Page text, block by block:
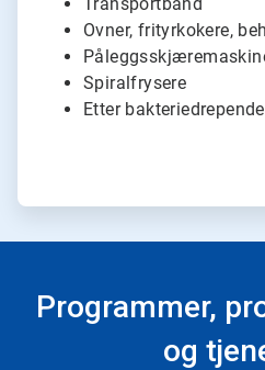
Ovner, frityrkokere,
Spiralfrysere
Etter
Programmer,
og